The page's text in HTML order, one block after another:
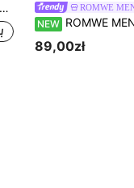
ROMWE
NEW ROMWE MEN Street Life Męska casualowa bluzka z
89,00zł